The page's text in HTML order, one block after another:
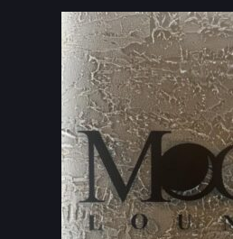
c
e
b
o
o
k
e